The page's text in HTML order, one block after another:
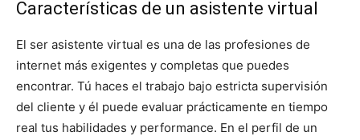
Características de un asistente virtual
El ser asistente virtual es una de las profesiones de
internet más exigentes y completas que puedes
encontrar. Tú haces el trabajo bajo estricta supervisión
del cliente y él puede evaluar prácticamente en tiempo
real tus habilidades y performance. En el perfil de un